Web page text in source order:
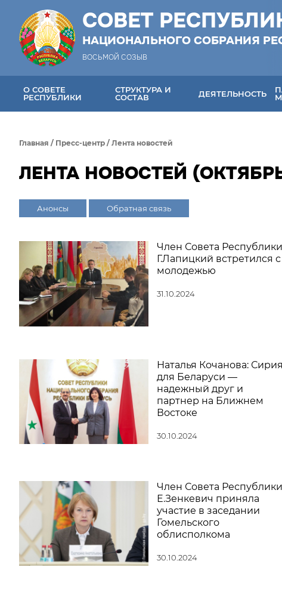
СОВЕТ
НАЦИОНАЛЬНОГО СОБРАНИЯ
ВОСЬМОЙ СОЗЫВ
О СОВЕТЕ
РЕСПУБЛИКИ
СТРУКТУРА И
СОСТАВ
ДЕЯТЕЛЬНОСТЬ
Главная / Пресс-центр / Лента новостей
ЛЕНТА НОВОСТЕЙ
Анонсы Обратная связь
Член Совета Республики
Г.Лапицкий встретился с
молодежью
31.10.2024
Наталья Кочанова: Сирия
для Беларуси —
надежный друг и
партнер на Ближнем
Востоке
30.10.2024
Член Совета Республики
Е.Зенкевич приняла
участие в заседании
Гомельского
облисполкома
30.10.2024